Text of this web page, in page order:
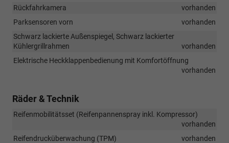
Rückfahrkamera
vorhanden
Parksensoren vorn
vorhanden
Schwarz lackierte Außenspiegel, Schwarz lackierter
Kühlergrillrahmen
vorhanden
Elektrische Heckklappenbedienung mit Komfortöffnung
vorhanden
Räder & Technik
Reifenmobilitätsset (Reifenpannenspray inkl. Kompressor)
vorhanden
Reifendrucküberwachung (TPM)
vorhanden